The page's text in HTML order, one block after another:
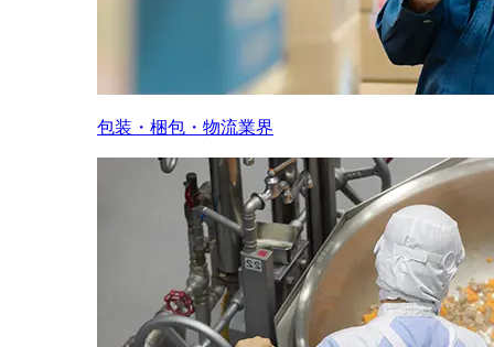
包装・梱包・物流業界